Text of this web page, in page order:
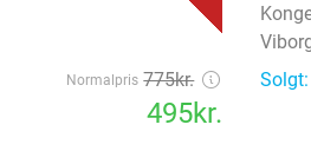
Normalpris 775kr.
495kr.